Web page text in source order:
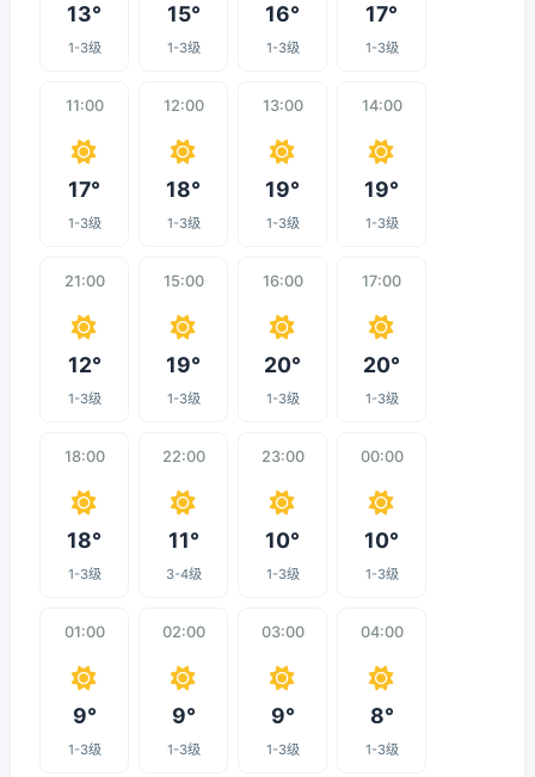
13°
1-3级
15°
1-3级
16°
1-3级
17°
1-3级
11:00
17°
1-3级
12:00
18°
1-3级
13:00
19°
1-3级
14:00
19°
1-3级
21:00
12°
1-3级
15:00
19°
1-3级
16:00
20°
1-3级
17:00
20°
1-3级
18:00
18°
1-3级
22:00
11°
3-4级
23:00
10°
1-3级
00:00
10°
1-3级
01:00
9°
1-3级
02:00
9°
1-3级
03:00
9°
1-3级
04:00
8°
1-3级